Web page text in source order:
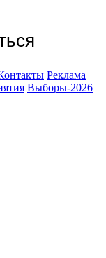
Реклама
Выборы-2026